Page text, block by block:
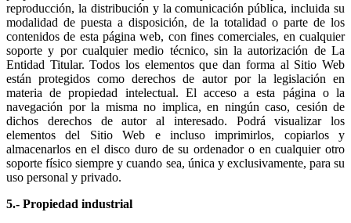
reproducción, la distribución y la comunicación pública, incluida su
modalidad de puesta a disposición, de la totalidad o parte de los
contenidos de esta página web, con fines comerciales, en cualquier
soporte y por cualquier medio técnico, sin la autorización de La
Entidad Titular. Todos los elementos que dan forma al Sitio Web
están protegidos como derechos de autor por la legislación en
materia de propiedad intelectual. El acceso a esta página o la
navegación por la misma no implica, en ningún caso, cesión de
dichos derechos de autor al interesado. Podrá visualizar los
elementos del Sitio Web e incluso imprimirlos, copiarlos y
almacenarlos en el disco duro de su ordenador o en cualquier otro
soporte físico siempre y cuando sea, única y exclusivamente, para su
uso personal y privado.
5.- Propiedad industrial